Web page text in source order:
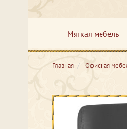
Мягкая мебель
Главная Офисная